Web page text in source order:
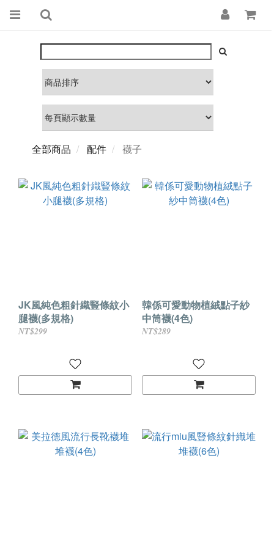
全部商品 配件 襪子
JK風純色粗針織豎條紋小
腿襪(多規格)
NT$299
韓係可愛動物植絨點子紗
中筒襪(4色)
NT$289